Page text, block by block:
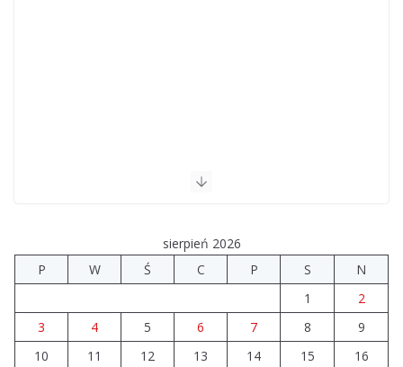
sierpień 2026
P
W Ś C P S
N
1
2
3
4 5 6 7 8
9
10
11 12 13 14 15
16